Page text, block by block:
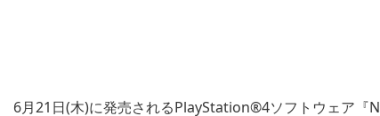
6月21日(木)に発売されるPlayStation®4ソフトウェア『